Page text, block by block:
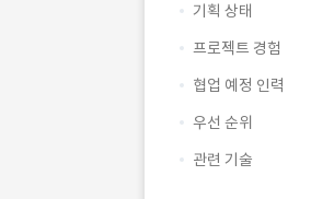
기획 상태
프로젝트 경험
협업 예정 인력
우선 순위
관련 기술